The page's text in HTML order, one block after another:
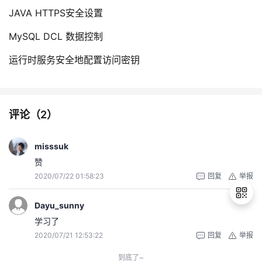
JAVA HTTPS安全设置
MySQL DCL 数据控制
运行时服务安全地配置访问密钥
评论（2）
misssuk
赞
2020/07/22 01:58:23 举报
回复
Dayu_sunny
学习了
2020/07/21 12:53:22 举报
回复
到底了~